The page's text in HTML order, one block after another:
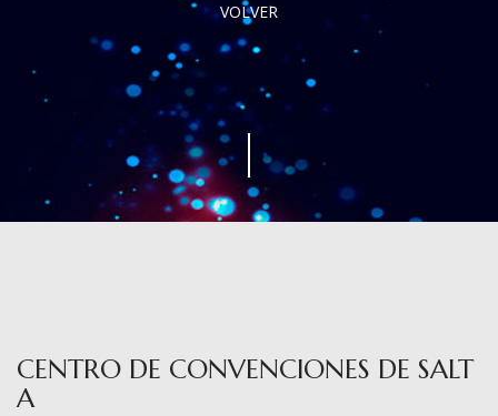
VOLVER
CENTRO DE CONVENCIONES DE SALT
A